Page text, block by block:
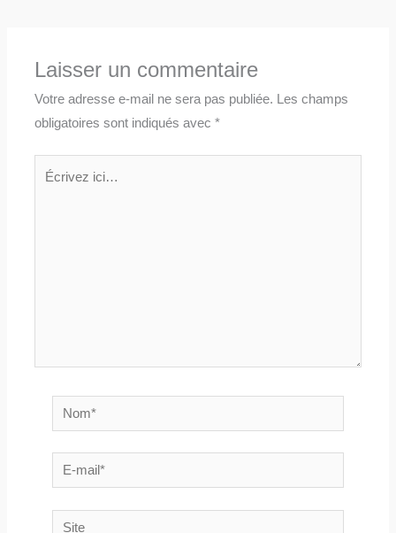
Laisser un commentaire
Votre adresse e-mail ne sera pas publiée.
Les champs
obligatoires sont indiqués avec*
Nom*
E-
mail*
Site